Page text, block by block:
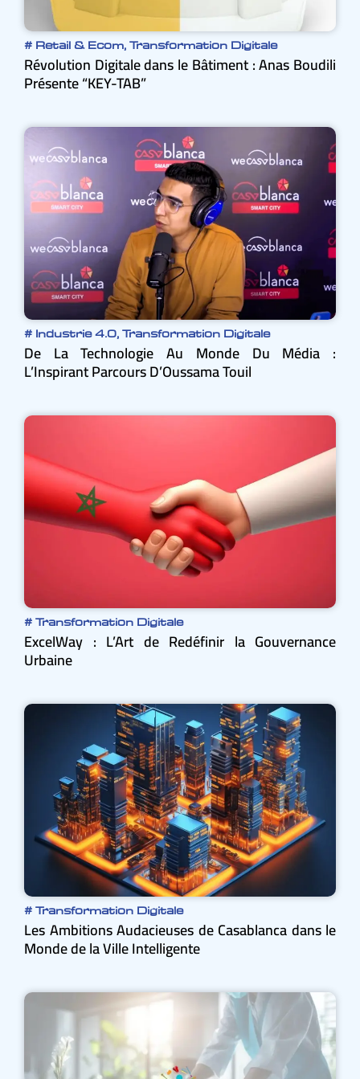
# Retail & Ecom, Transformation Digitale
Révolution Digitale dans le Bâtiment : Anas Boudili
Présente “KEY-TAB”
# Industrie 4.0, Transformation Digitale
De La Technologie Au Monde Du Média :
L’Inspirant Parcours D’Oussama Touil
# Transformation Digitale
ExcelWay : L’Art de Redéfinir la Gouvernance
Urbaine
# Transformation Digitale
Les Ambitions Audacieuses de Casablanca dans le
Monde de la Ville Intelligente